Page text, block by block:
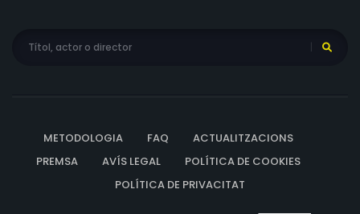
METODOLOGIA FAQ
ACTUALITZACIONS
PREMSA
AVÍS LEGAL
POLÍTICA DE COOKIES
POLÍTICA DE PRIVACITAT